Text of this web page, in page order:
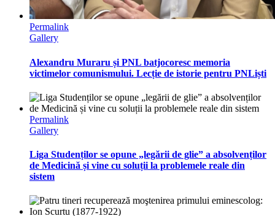
Permalink
Gallery
Alexandru Muraru și PNL batjocoresc memoria
victimelor comunismului. Lecție de istorie pentru PNLiști
Permalink
Gallery
Liga Studenților se opune „legării de glie” a absolvenților
de Medicină și vine cu soluții la problemele reale din
sistem